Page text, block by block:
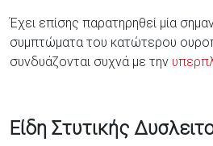
Έχει επίσης παρατηρηθεί μία
συμπτώματα του κατώτερου
συνδυάζονται συχνά με την
Είδη Στυτικής